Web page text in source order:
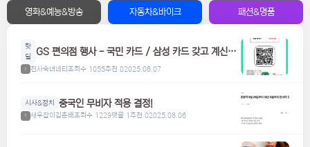
영화&예능&방송 자동차&바이크 패션&명품
핫
딜
GS 편의점 행사 - 국민 카드 / 삼성 카드 갖고 계신분
1 천사숙녀네티조회수 1055추천 02025.08.07
시사&정치 중국인 무비자 적용 결정!
1 새우잡이김춘배조회수 1229댓글 1추천 02025.08.06